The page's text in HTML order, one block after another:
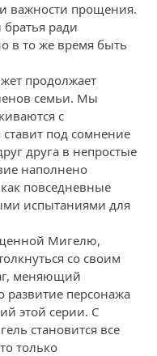
важности прощения.
братья ради
в то же время быть
продолжает
семьи. Мы
с
под сомнение
друга в непростые
наполнено
повседневные
испытаниями для
Мигелю,
со своим
меняющий
персонажа
этой серии. С
становится все
только